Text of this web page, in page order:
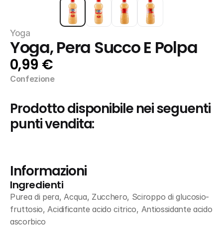
Yoga
Yoga, Pera Succo E Polpa
0,99 €
Confezione
Prodotto disponibile nei seguenti
punti vendita:
Informazioni
Ingredienti
Purea di pera, Acqua, Zucchero, Sciroppo di glucosio-
fruttosio, Acidificante acido citrico, Antiossidante acido
ascorbico